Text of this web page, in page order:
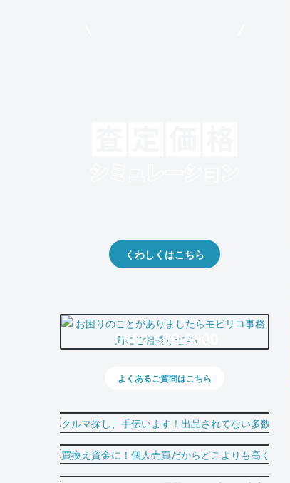
くわしくはこちら
0800-500-5500
よくあるご質問はこちら